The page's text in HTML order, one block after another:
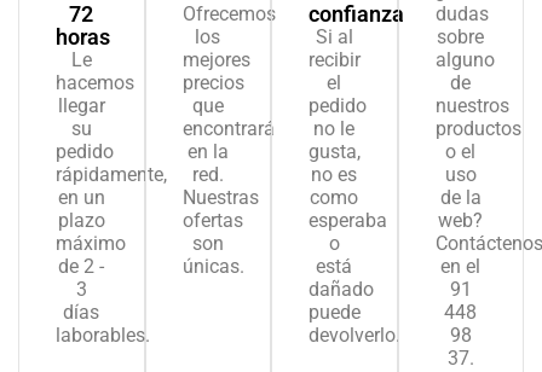
72
horas
Le
hacemos
llegar
su
pedido
rápidamente,
en un
plazo
máximo
de 2 -
3
días
laborables.
Ofrecemos
los
mejores
precios
que
encontrará
en la
red.
Nuestras
ofertas
son
únicas.
confianza
Si al
recibir
el
pedido
no le
gusta,
no es
como
esperaba
o
está
dañado
puede
devolverlo.
dudas
sobre
alguno
de
nuestros
productos
o el
uso
de la
web?
Contáctenos
en el
91
448
98
37.